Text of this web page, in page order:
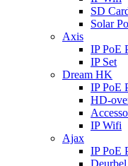
SD
Solar
Axis
IP PoE
IP Set
Dream HK
IP PoE
HD-
IP Wifi
Ajax
IP PoE
Deurbel